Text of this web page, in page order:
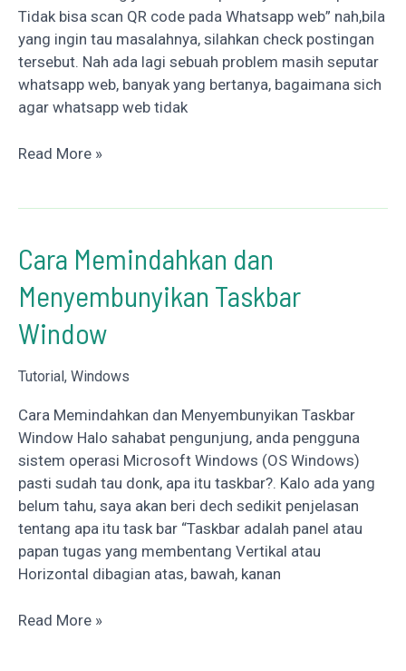
Tidak bisa scan QR code pada Whatsapp web” nah,bila
yang ingin tau masalahnya, silahkan check postingan
tersebut. Nah ada lagi sebuah problem masih seputar
whatsapp web, banyak yang bertanya, bagaimana sich
agar whatsapp web tidak
Cara
Scan
QR
Kode
Lagi
Read More »
Cara Memindahkan dan
Menyembunyikan Taskbar
Window
Tutorial, Windows
Cara Memindahkan dan Menyembunyikan Taskbar
Window Halo sahabat pengunjung, anda pengguna
sistem operasi Microsoft Windows (OS Windows)
pasti sudah tau donk, apa itu taskbar?. Kalo ada yang
belum tahu, saya akan beri dech sedikit penjelasan
tentang apa itu task bar “Taskbar adalah panel atau
papan tugas yang membentang Vertikal atau
Horizontal dibagian atas, bawah, kanan
Cara
Read More »